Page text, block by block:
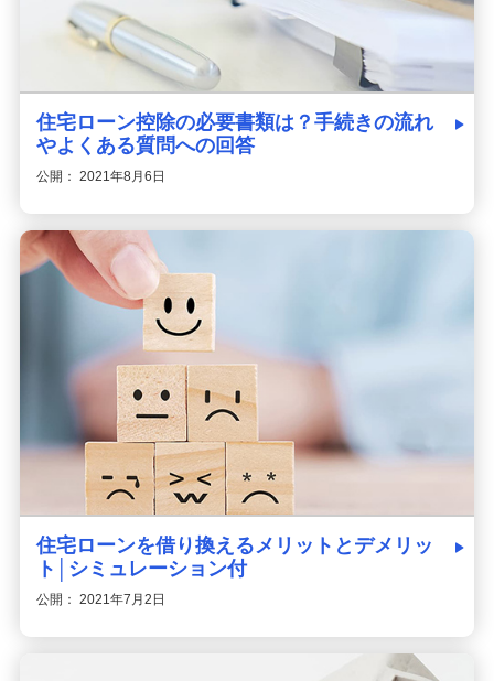
住宅ローン控除の必要書類は？手続きの流れ
やよくある質問への回答
公開： 2021年8月6日
住宅ローンを借り換えるメリットとデメリッ
ト│シミュレーション付
公開： 2021年7月2日